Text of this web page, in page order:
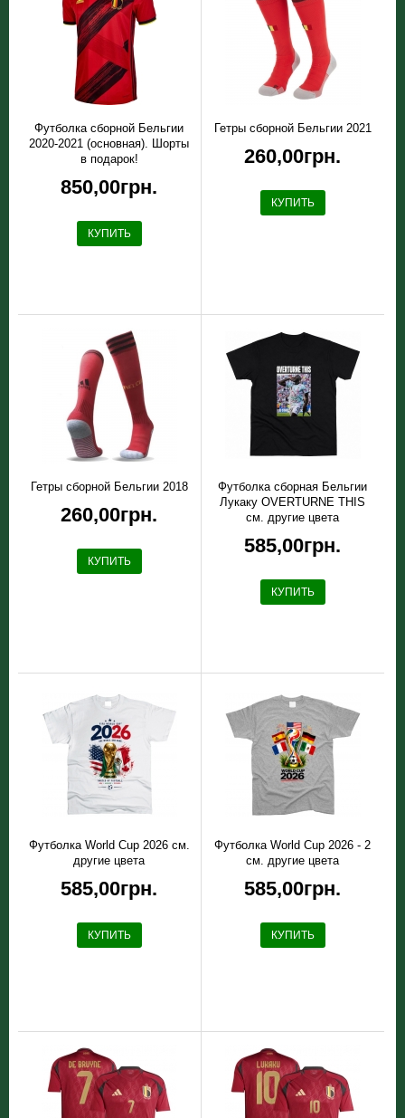
Футболка сборной Бельгии
2020-2021 (основная). Шорты
в подарок!
850,00грн.
КУПИТЬ
Гетры сборной Бельгии 2021
260,00грн.
КУПИТЬ
Гетры сборной Бельгии 2018
260,00грн.
КУПИТЬ
Футболка сборная Бельгии
Лукаку OVERTURNE THIS
см. другие цвета
585,00грн.
КУПИТЬ
Футболка World Cup 2026 см.
другие цвета
585,00грн.
КУПИТЬ
Футболка World Cup 2026 - 2
см. другие цвета
585,00грн.
КУПИТЬ